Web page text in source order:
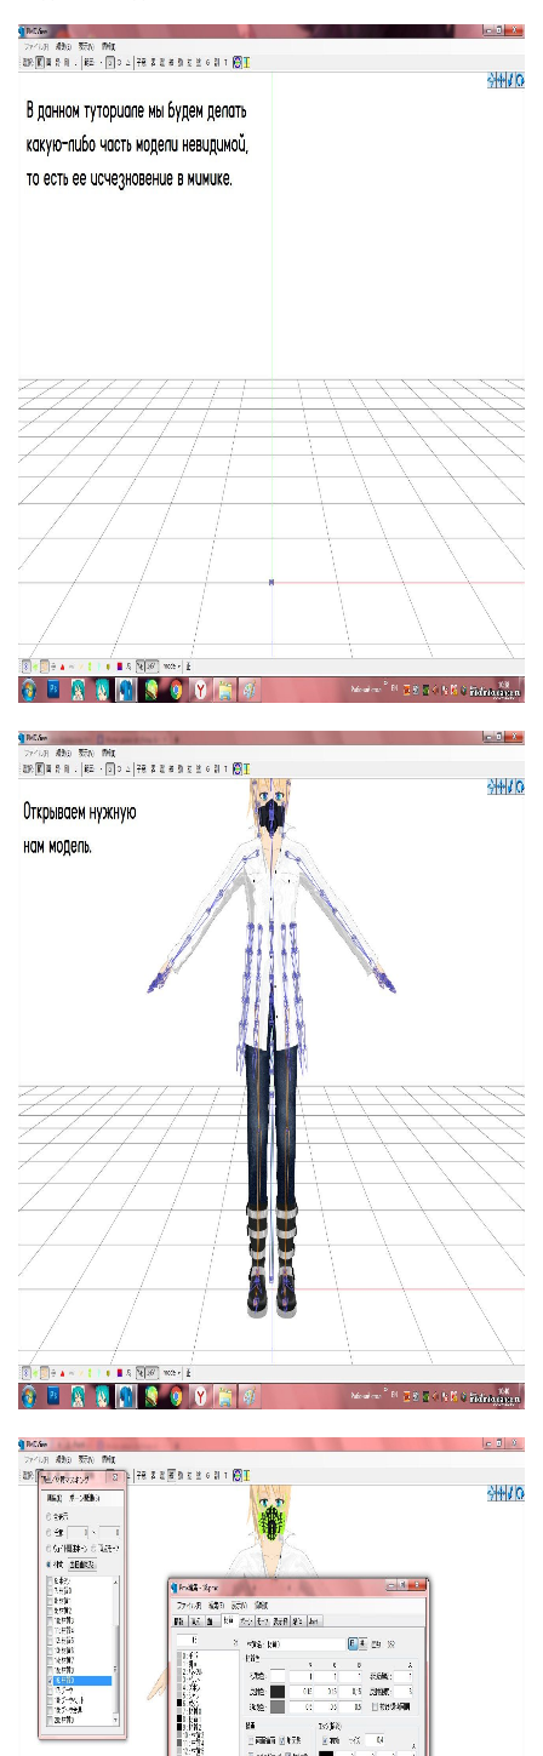
контакта с животными в дикой природе и на фермах.
Подвергайте тщательной термической обработке
мясо и яйца. При повышении температуры, кашле и
затруднении дыхания как можно скорее
обращайтесь за медицинской помощью.
К обычным признакам заражения
В сложных случаях инфекция, вызванная новым
коронавирусом, может привести к пневмонии, тяжёлому
острому респираторному синдрому (лёгочной
недостаточности), почечной недостаточности и к
Узнать больше о новом коронавирусе можно
наспециальном портале ВОЗ:who.int